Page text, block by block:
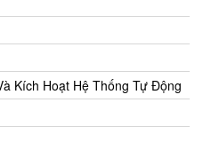
Kích Hoạt Hệ Thống Tự Động